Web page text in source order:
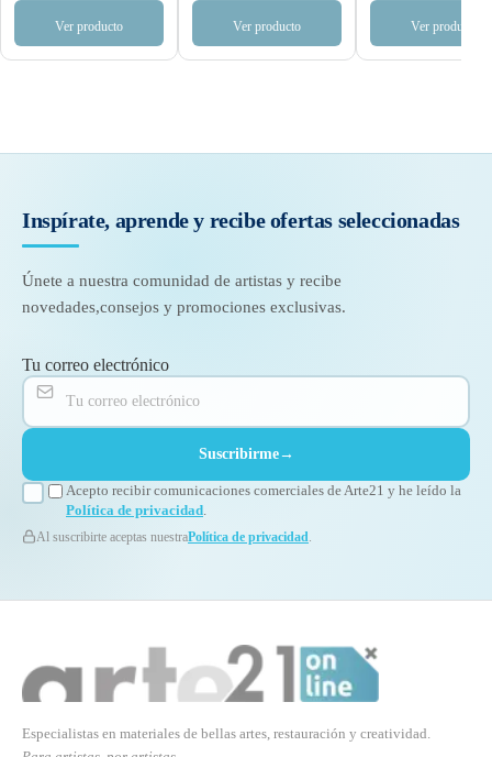
Ver producto Ver producto Ver producto
Inspírate, aprende y recibeofertas seleccionadas
Únete a nuestra comunidad de artistas y recibe
novedades,consejos y promociones exclusivas.
Tu correo electrónico
Suscribirme→
Acepto recibir comunicaciones comerciales de Arte21 y he leído la
Política de privacidad.
Al suscribirte aceptas nuestraPolítica de privacidad.
Especialistas en materiales de bellas artes, restauración y creatividad.